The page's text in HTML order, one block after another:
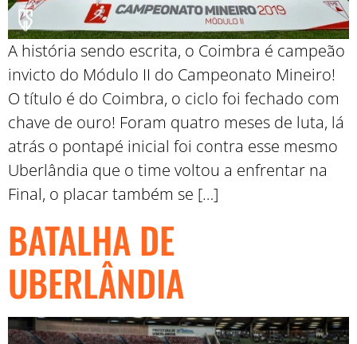
A história sendo escrita, o Coimbra é campeão
invicto do Módulo II do Campeonato Mineiro!
O título é do Coimbra, o ciclo foi fechado com
chave de ouro! Foram quatro meses de luta, lá
atrás o pontapé inicial foi contra esse mesmo
Uberlândia que o time voltou a enfrentar na
Final, o placar também se […]
BATALHA DE
UBERLÂNDIA